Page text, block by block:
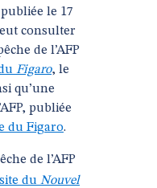
le 17
consulter
de l’AFP
Figaro, le
qu’une
publiée
du Figaro.
de l’AFP
du Nouvel